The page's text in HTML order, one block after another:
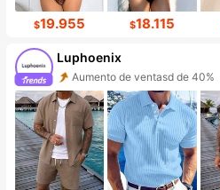
$19.955 $18.115
Luphoenix
Aumento de ventasd de 40%